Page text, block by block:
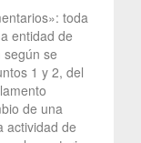
toda
entidad de
se
1 y 2, del
de una
actividad de